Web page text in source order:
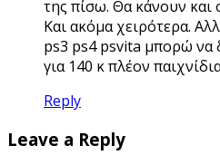
της πίσω. Θα κάνουν και
Και ακόμα χειρότερα.
ps3 ps4 psvita μπορώ να
για 140 κ πλέον
Reply
Leave a Reply